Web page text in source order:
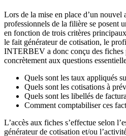
Lors de la mise en place d’un nouvel
professionnels de la filière se posent
en fonction de trois critères
le fait générateur de cotisation, le
INTERBEV a donc conçu des fiches
concrètement aux questions
Quels sont les taux appliqués
Quels sont les cotisations à
Quels sont les libellés de
Comment comptabiliser ces
L’accès aux fiches s’effectue selon
générateur de cotisation et/ou